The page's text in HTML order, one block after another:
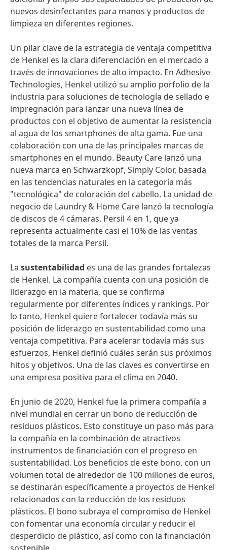
nuevos desinfectantes para manos y productos de
limpieza en diferentes regiones.
Un pilar clave de la estrategia de ventaja competitiva
de Henkel es la clara diferenciación en el mercado a
través de innovaciones de alto impacto. En Adhesive
Technologies, Henkel utilizó su amplio porfolio de la
industria para soluciones de tecnología de sellado e
impregnación para lanzar una nueva línea de
productos con el objetivo de aumentar la resistencia
al agua de los smartphones de alta gama. Fue una
colaboración con una de las principales marcas de
smartphones en el mundo. Beauty Care lanzó una
nueva marca en Schwarzkopf, Simply Color, basada
en las tendencias naturales en la categoría más
"tecnológica" de coloración del cabello. La unidad de
negocio de Laundry & Home Care lanzó la tecnología
de discos de 4 cámaras, Persil 4 en 1, que ya
representa actualmente casi el 10% de las ventas
totales de la marca Persil.
La sustentabilidad es una de las grandes fortalezas
de Henkel. La compañía cuenta con una posición de
liderazgo en la materia, que se confirma
regularmente por diferentes índices y rankings. Por
lo tanto, Henkel quiere fortalecer todavía más su
posición de liderazgo en sustentabilidad como una
ventaja competitiva. Para acelerar todavía más sus
esfuerzos, Henkel definió cuáles serán sus próximos
hitos y objetivos. Una de las claves es convertirse en
una empresa positiva para el clima en 2040.
En junio de 2020, Henkel fue la primera compañía a
nivel mundial en cerrar un bono de reducción de
residuos plásticos. Esto constituye un paso más para
la compañía en la combinación de atractivos
instrumentos de financiación con el progreso en
sustentabilidad. Los beneficios de este bono, con un
volumen total de alrededor de 100 millones de euros,
se destinarán específicamente a proyectos de Henkel
relacionados con la reducción de los residuos
plásticos. El bono subraya el compromiso de Henkel
con fomentar una economía circular y reducir el
desperdicio de plástico, así como con la financiación